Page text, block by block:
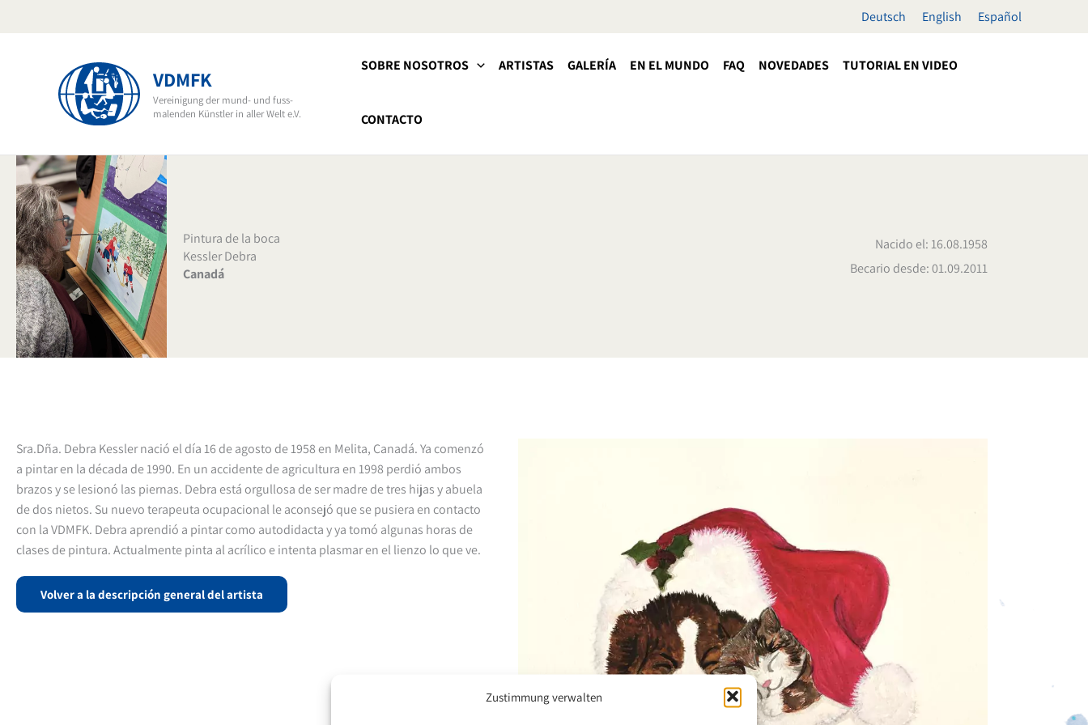
Zustimmung verwalten
Deutsch English Español
VDMFK
Vereinigung der mund- und fuss-
malenden Künstler in aller Welt e.V.
SOBRE NOSOTROS ARTISTAS GALERÍA EN EL MUNDO FAQ NOVEDADES TUTORIAL EN VIDEO
CONTACTO
Pintura de la boca
Kessler Debra
Canadá
Nacido el: 16.08.1958
Becario desde: 01.09.2011
Sra.Dña. Debra Kessler nació el día 16 de agosto de 1958 en Melita, Canadá. Ya comenzó
a pintar en la década de 1990. En un accidente de agricultura en 1998 perdió ambos
brazos y se lesionó las piernas. Debra está orgullosa de ser madre de tres hijas y abuela
de dos nietos. Su nuevo terapeuta ocupacional le aconsejó que se pusiera en contacto
con la VDMFK. Debra aprendió a pintar como autodidacta y ya tomó algunas horas de
clases de pintura. Actualmente pinta al acrílico e intenta plasmar en el lienzo lo que ve.
Volver a la descripción general del artista